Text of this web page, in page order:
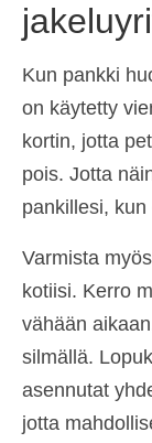
Kun pankki
on käytetty
kortin, jotta
pois. Jotta
pankillesi,
Varmista
kotiisi. Kerro
vähään
silmällä.
asennutat
jotta